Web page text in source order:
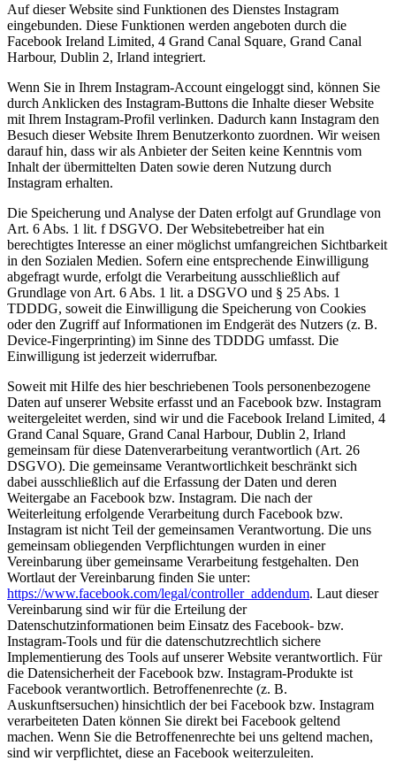
Auf dieser Website sind Funktionen des Dienstes Instagram
eingebunden. Diese Funktionen werden angeboten durch die
Facebook Ireland Limited, 4 Grand Canal Square, Grand Canal
Harbour, Dublin 2, Irland integriert.
Wenn Sie in Ihrem Instagram-Account eingeloggt sind, können Sie
durch Anklicken des Instagram-Buttons die Inhalte dieser Website
mit Ihrem Instagram-Profil verlinken. Dadurch kann Instagram den
Besuch dieser Website Ihrem Benutzerkonto zuordnen. Wir weisen
darauf hin, dass wir als Anbieter der Seiten keine Kenntnis vom
Inhalt der übermittelten Daten sowie deren Nutzung durch
Instagram erhalten.
Die Speicherung und Analyse der Daten erfolgt auf Grundlage von
Art. 6 Abs. 1 lit. f DSGVO. Der Websitebetreiber hat ein
berechtigtes Interesse an einer möglichst umfangreichen Sichtbarkeit
in den Sozialen Medien. Sofern eine entsprechende Einwilligung
abgefragt wurde, erfolgt die Verarbeitung ausschließlich auf
Grundlage von Art. 6 Abs. 1 lit. a DSGVO und § 25 Abs. 1
TDDDG, soweit die Einwilligung die Speicherung von Cookies
oder den Zugriff auf Informationen im Endgerät des Nutzers (z. B.
Device-Fingerprinting) im Sinne des TDDDG umfasst. Die
Einwilligung ist jederzeit widerrufbar.
Soweit mit Hilfe des hier beschriebenen Tools personenbezogene
Daten auf unserer Website erfasst und an Facebook bzw. Instagram
weitergeleitet werden, sind wir und die Facebook Ireland Limited, 4
Grand Canal Square, Grand Canal Harbour, Dublin 2, Irland
gemeinsam für diese Datenverarbeitung verantwortlich (Art. 26
DSGVO). Die gemeinsame Verantwortlichkeit beschränkt sich
dabei ausschließlich auf die Erfassung der Daten und deren
Weitergabe an Facebook bzw. Instagram. Die nach der
Weiterleitung erfolgende Verarbeitung durch Facebook bzw.
Instagram ist nicht Teil der gemeinsamen Verantwortung. Die uns
gemeinsam obliegenden Verpflichtungen wurden in einer
Vereinbarung über gemeinsame Verarbeitung festgehalten. Den
Wortlaut der Vereinbarung finden Sie unter:
https://www.facebook.com/legal/controller_addendum. Laut dieser
Vereinbarung sind wir für die Erteilung der
Datenschutzinformationen beim Einsatz des Facebook- bzw.
Instagram-Tools und für die datenschutzrechtlich sichere
Implementierung des Tools auf unserer Website verantwortlich. Für
die Datensicherheit der Facebook bzw. Instagram-Produkte ist
Facebook verantwortlich. Betroffenenrechte (z. B.
Auskunftsersuchen) hinsichtlich der bei Facebook bzw. Instagram
verarbeiteten Daten können Sie direkt bei Facebook geltend
machen. Wenn Sie die Betroffenenrechte bei uns geltend machen,
sind wir verpflichtet, diese an Facebook weiterzuleiten.